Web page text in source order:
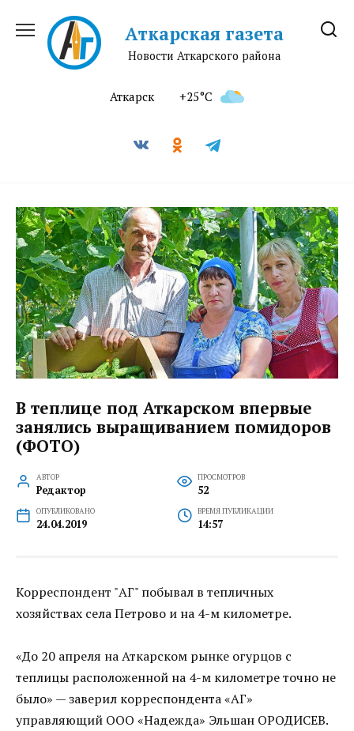
содержанию
Аткарская газета
Новости Аткарского района
Аткарск +25°C
В теплице под Аткарском впервые
занялись выращиванием помидоров
(ФОТО)
АВТОР
Редактор
ПРОСМОТРОВ
52
ОПУБЛИКОВАНО
24.04.2019
ВРЕМЯ ПУБЛИКАЦИИ
14:57
Корреспондент "АГ" побывал в тепличных
хозяйствах села Петрово и на 4-м километре.
«До 20 апреля на Аткарском рынке огурцов с
теплицы расположенной на 4-м километре точно не
было» — заверил корреспондента «АГ»
управляющий ООО «Надежда» Эльшан ОРОДИСЕВ.